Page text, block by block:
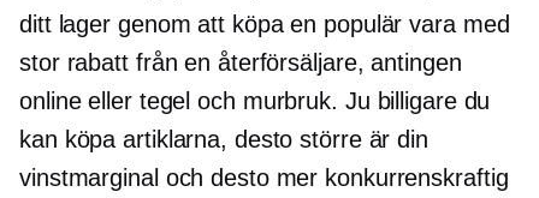
ditt lager genom att köpa en populär vara med
stor rabatt från en återförsäljare, antingen
online eller tegel och murbruk. Ju billigare du
kan köpa artiklarna, desto större är din
vinstmarginal och desto mer konkurrenskraftig